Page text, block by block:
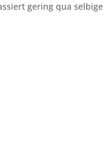
gering qua selbige